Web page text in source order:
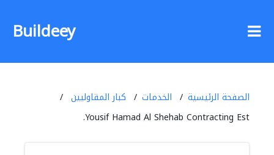
Buildeey
الصفحة الرئيسية الخدمات
كبار المقاوليين
Yousif Hamad Al Shehab Contracting Est.